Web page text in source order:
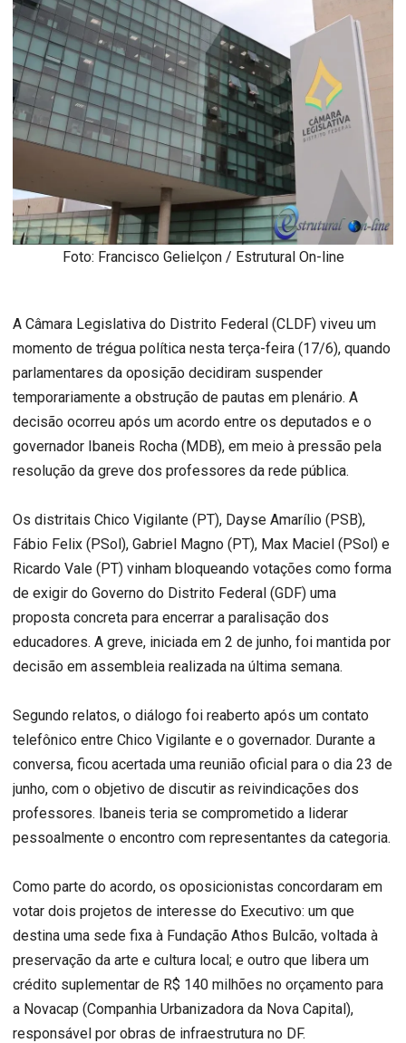
Foto: Francisco Gelielçon / Estrutural On-line
A Câmara Legislativa do Distrito Federal (CLDF) viveu um
momento de trégua política nesta terça-feira (17/6), quando
parlamentares da oposição decidiram suspender
temporariamente a obstrução de pautas em plenário. A
decisão ocorreu após um acordo entre os deputados e o
governador Ibaneis Rocha (MDB), em meio à pressão pela
resolução da greve dos professores da rede pública.
Os distritais Chico Vigilante (PT), Dayse Amarílio (PSB),
Fábio Felix (PSol), Gabriel Magno (PT), Max Maciel (PSol) e
Ricardo Vale (PT) vinham bloqueando votações como forma
de exigir do Governo do Distrito Federal (GDF) uma
proposta concreta para encerrar a paralisação dos
educadores. A greve, iniciada em 2 de junho, foi mantida por
decisão em assembleia realizada na última semana.
Segundo relatos, o diálogo foi reaberto após um contato
telefônico entre Chico Vigilante e o governador. Durante a
conversa, ficou acertada uma reunião oficial para o dia 23 de
junho, com o objetivo de discutir as reivindicações dos
professores. Ibaneis teria se comprometido a liderar
pessoalmente o encontro com representantes da categoria.
Como parte do acordo, os oposicionistas concordaram em
votar dois projetos de interesse do Executivo: um que
destina uma sede fixa à Fundação Athos Bulcão, voltada à
preservação da arte e cultura local; e outro que libera um
crédito suplementar de R$ 140 milhões no orçamento para
a Novacap (Companhia Urbanizadora da Nova Capital),
responsável por obras de infraestrutura no DF.